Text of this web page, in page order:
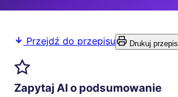
Przejdź do przepisu Drukuj przepis
Zapytaj AI o podsumowanie